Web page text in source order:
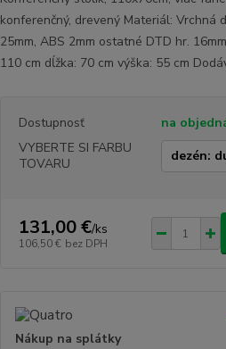
konferenčný, drevený Materiál: Vrchná
25mm, ABS 2mm ostatné DTD hr.
110 cm dĺžka: 70 cm výška: 55 cm
Dostupnosť
na
VYBERTE SI FARBU
TOVARU
131,00 €/ks
106,50 € bez DPH
Nákup na splátky